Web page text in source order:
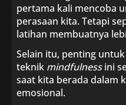
pertama kali mencoba
perasaan kita. Tetapi
latihan membuatnya
Selain itu, penting
teknik mindfulnessini
saat kita berada dalam
emosional.